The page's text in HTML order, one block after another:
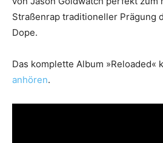
Straßenrap traditioneller Prägung
Dope.
Das komplette Album »Reloaded«
anhören.